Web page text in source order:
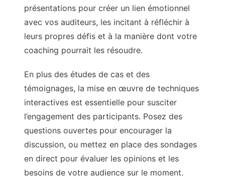
présentations pour créer un lien émotionnel
avec vos auditeurs, les incitant à réfléchir à
leurs propres défis et à la manière dont votre
coaching pourrait les résoudre.
En plus des études de cas et des
témoignages, la mise en œuvre de techniques
interactives est essentielle pour susciter
l’engagement des participants. Posez des
questions ouvertes pour encourager la
discussion, ou mettez en place des sondages
en direct pour évaluer les opinions et les
besoins de votre audience sur le moment.